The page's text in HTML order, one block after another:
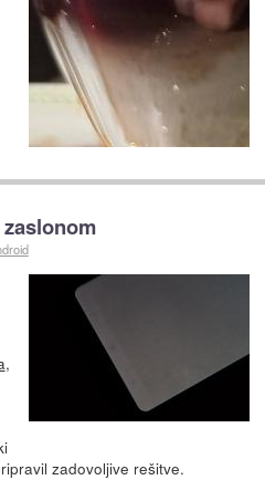
,
zadovoljive rešitve.